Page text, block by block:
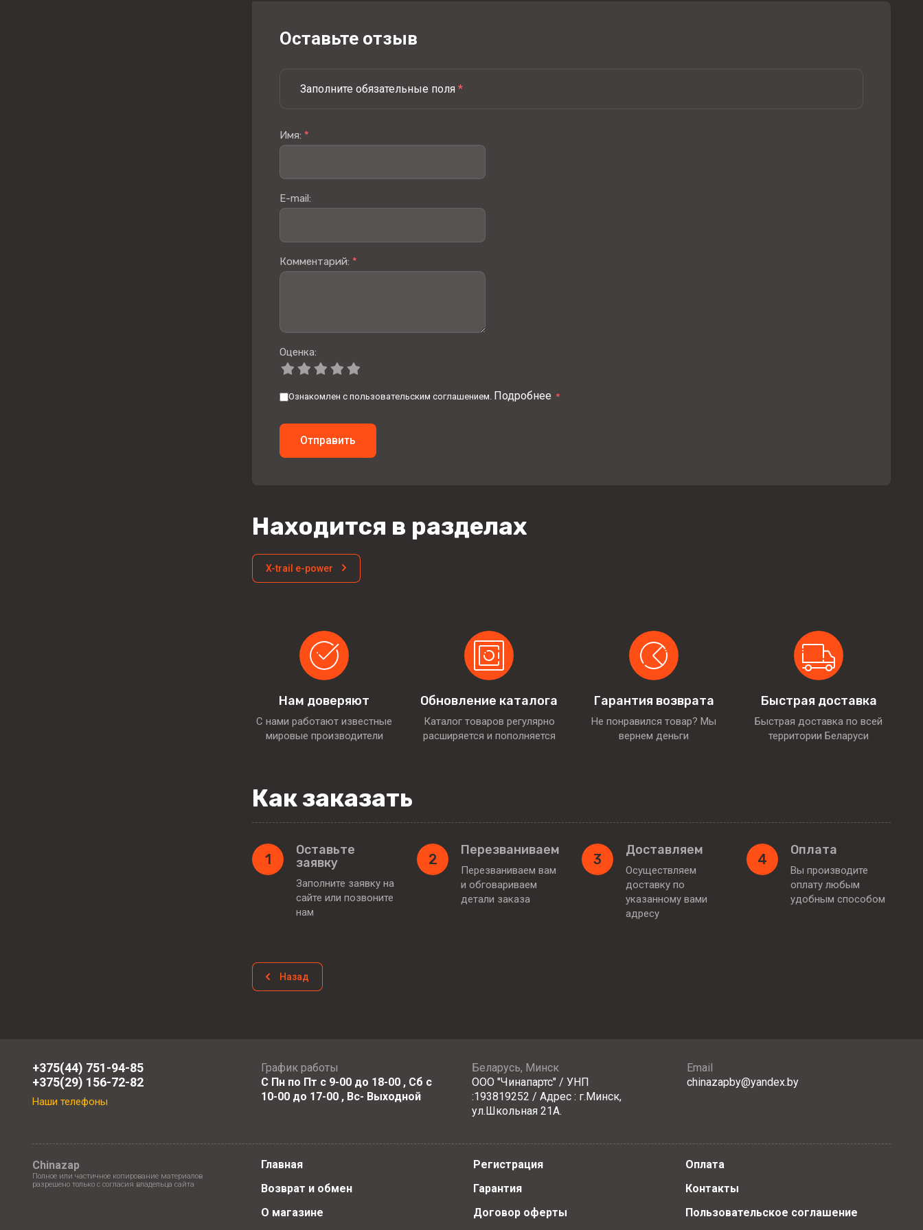
Оставьте отзыв
Заполните обязательные поля *
Имя: *
E-mail:
Комментарий: *
Оценка:
Ознакомлен с пользовательским соглашением. Подробнее *
Отправить
Находится в разделах
X-trail e-power
Нам доверяют
С нами работают известные
мировые производители
Обновление каталога
Каталог товаров регулярно
расширяется и пополняется
Гарантия возврата
Не понравился товар? Мы
вернем деньги
Быстрая доставка
Быстрая доставка по всей
территории Беларуси
Как заказать
1
Оставьте
заявку
Заполните заявку на
сайте или позвоните
нам
2
Перезваниваем
Перезваниваем вам
и обговариваем
детали заказа
3
Доставляем
Осуществляем
доставку по
указанному вами
адресу
4
Оплата
Вы производите
оплату любым
удобным способом
Назад
+375(44) 751-94-85
+375(29) 156-72-82
Наши телефоны
График работы
С Пн по Пт с 9-00 до 18-00 , Сб с
10-00 до 17-00 , Вс- Выходной
Беларусь, Минск
ООО "Чинапартс" / УНП
:193819252 / Адрес : г.Минск,
ул.Школьная 21А.
Email
chinazapby@yandex.by
Chinazap
Полное или частичное копирование материалов
разрешено только с согласия владельца сайта
Главная Регистрация
Оплата
Возврат и обмен
Гарантия
Контакты
О магазине
Договор оферты Пользовательское соглашение